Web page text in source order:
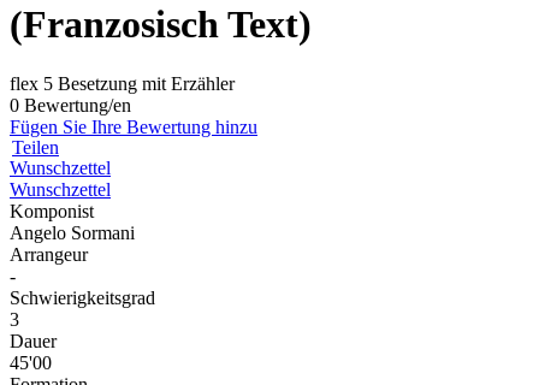
(Franzosisch Text)
flex 5 Besetzung mit Erzähler
0 Bewertung/en
Fügen Sie Ihre Bewertung hinzu
Teilen
Wunschzettel
Wunschzettel
Komponist
Angelo Sormani
Arrangeur
-
Schwierigkeitsgrad
3
Dauer
45'00